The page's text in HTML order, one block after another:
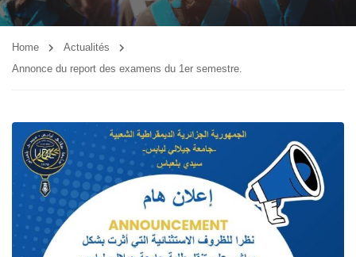
Home
Actualités
Annonce du report des examens du 1er semestre.